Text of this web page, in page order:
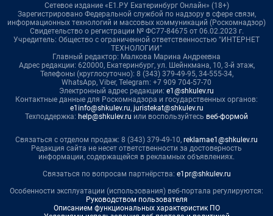
Сетевое издание «Е1.РУ Екатеринбург Онлайн» (18+)
Зарегистрировано Федеральной службой по надзору в сфере связи,
информационных технологий и массовых коммуникаций (Роскомнадзор)
Свидетельство о регистрации № ФС77-84675 от 06.02.2023 г.
Учредитель: Общество с ограниченной ответственностью "ИНТЕРНЕТ
ТЕХНОЛОГИИ"
Главный редактор: Малкова Марина Андреевна
Адрес редакции: 620000, Екатеринбург, ул. Шейнкмана, 10, 3-й этаж,
Телефоны (круглосуточно): 8 (343) 379-49-95, 34-555-34,
WhatsApp, Viber, Telegram: +7 909 704-57-70
Электронный адрес редакции: e1@shkulev.ru
Контактные данные для Роскомнадзора и государственных органов:
e1info@shkulev.ru, juristekat@shkulev.ru
Техподдержка: help@shkulev.ru или воспользуйтесь веб-формой
Связаться с отделом продаж: 8 (343) 379-49-10, reklamae1@shkulev.ru
Редакция сайта не несет ответственности за достоверность
информации, содержащейся в рекламных объявлениях.
Связаться по вопросам партнёрства: e1pr@shkulev.ru
Особенности эксплуатации (использования) веб-портала регулируются:
Руководством пользователя
Описанием функциональных характеристик ПО